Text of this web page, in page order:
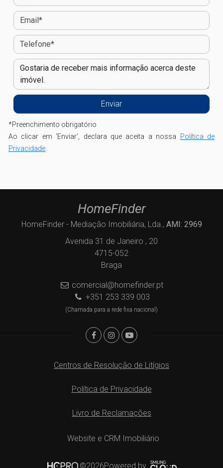
*Preenchimento obrigatório
Ao clicar em 'Enviar', declara que aceita a nossa Política de
Privacidade
HomeFinder
HomeFinder - Mediação Imobiliária, Lda., AMI: 2969
Avenida 31 de Janeiro , 20
4715-052
Braga
comercial@homefinder.pt
+351 253 339 003
(Chamada para a rede fixa nacional)
Centros de Resolução de Litígios
Política de Privacidade
Livro de Reclamações
Website e CRM Imobiliário
©2026Powered by